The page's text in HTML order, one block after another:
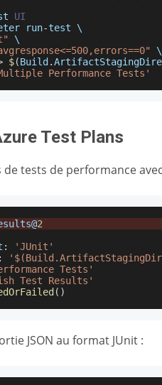
UI
run-test \
\
\
$(Build .
Performance Tests'
Test Plans
tests de performance
@2
:
'JUnit'
:
Tests'
Test Results'
( )
JSON au format JUnit :